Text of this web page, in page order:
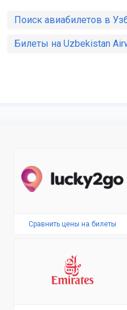
Поиск авиабилетов в
Билеты на Uzbekistan
Сравнить цены на билеты